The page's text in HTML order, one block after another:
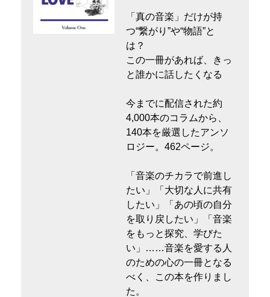
「真の音楽」だけが持
つ“繋がり”や“物語”と
は？
この一冊があれば、きっ
と誰かに話したくなる
今までに配信された約
4,000本のコラムから、
140本を厳選したアンソ
ロジー。462ページ。
「音楽のチカラで前進し
たい」「大切な人に共有
したい」「あの頃の自分
を取り戻したい」「音楽
をもっと探究、学びた
い」……音楽を愛する人
のための心の一冊となる
べく、この本を作りまし
た。